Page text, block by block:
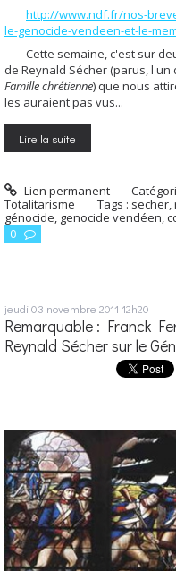
http://www.ndf.fr/nos-
le-genocide-vendeen-et-le-
Cette semaine, c'est sur
de Reynald Sécher (parus, l'un
Famille chrétienne) que nous
les auraient pas vus...
Lire la suite
Lien permanent
Totalitarisme
Tags : secher,
génocide, genocide vendéen,
0
jeudi 03 novembre 2011 12h20
Remarquable : Franck
Reynald Sécher sur le